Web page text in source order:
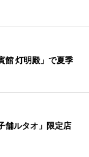
館 灯明殿」で夏季
舗ルタオ」限定店